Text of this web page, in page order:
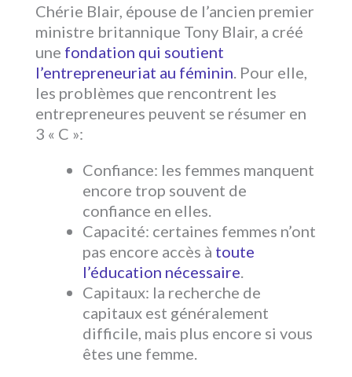
Chérie Blair, épouse de l’ancien premier
ministre britannique Tony Blair, a créé
une fondation qui soutient
l’entrepreneuriat au féminin. Pour elle,
les problèmes que rencontrent les
entrepreneures peuvent se résumer en
3 « C »:
Confiance: les femmes manquent
encore trop souvent de
confiance en elles.
Capacité: certaines femmes n’ont
pas encore accès à toute
l’éducation nécessaire.
Capitaux: la recherche de
capitaux est généralement
difficile, mais plus encore si vous
êtes une femme.